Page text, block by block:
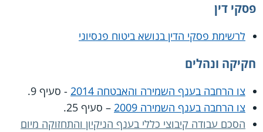
פסקי דין
לרשימת פסקי הדין בנושא ביטוח פנסיוני
חקיקה ונהלים
צו הרחבה בענף השמירה והאבטחה 2014
- סעיף 9.
צו הרחבה בענף השמירה 2009
– סעיף 25.
הסכם עבודה קיבוצי כללי בענף הניקיון והתחזוקה מיום